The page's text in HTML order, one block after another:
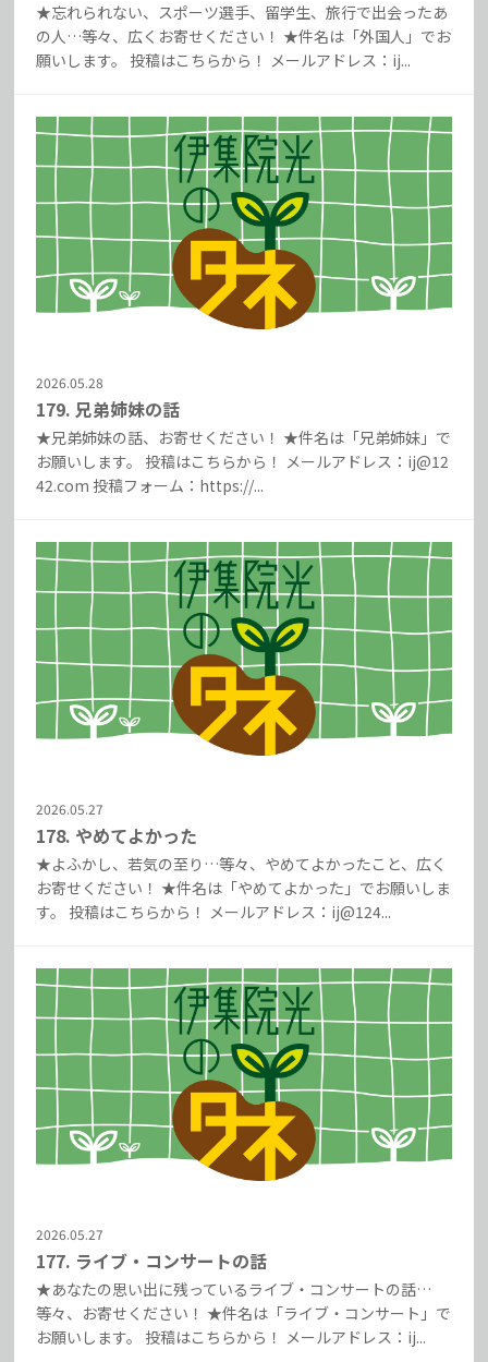
★忘れられない、スポーツ選手、留学生、旅行で出会ったあ
の人…等々、広くお寄せください！ ★件名は「外国人」でお
願いします。 投稿はこちらから！ メールアドレス：ij...
2026.05.28
179. 兄弟姉妹の話
★兄弟姉妹の話、お寄せください！ ★件名は「兄弟姉妹」で
お願いします。 投稿はこちらから！ メールアドレス：ij@12
42.com 投稿フォーム：https://...
2026.05.27
178. やめてよかった
★よふかし、若気の至り…等々、やめてよかったこと、広く
お寄せください！ ★件名は「やめてよかった」でお願いしま
す。 投稿はこちらから！ メールアドレス：ij@124...
2026.05.27
177. ライブ・コンサートの話
★あなたの思い出に残っているライブ・コンサートの話…
等々、お寄せください！ ★件名は「ライブ・コンサート」で
お願いします。 投稿はこちらから！ メールアドレス：ij...